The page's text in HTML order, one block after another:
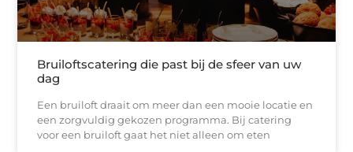
Bruiloftscatering die past bij de sfeer van uw
dag
Een bruiloft draait om meer dan een mooie locatie en
een zorgvuldig gekozen programma. Bij catering
voor een bruiloft gaat het niet alleen om eten